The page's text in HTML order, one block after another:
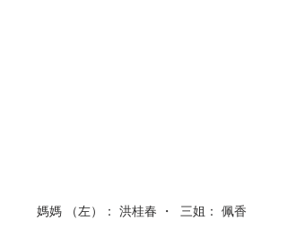
媽媽 （左）： 洪桂春 ・  三姐： 佩香